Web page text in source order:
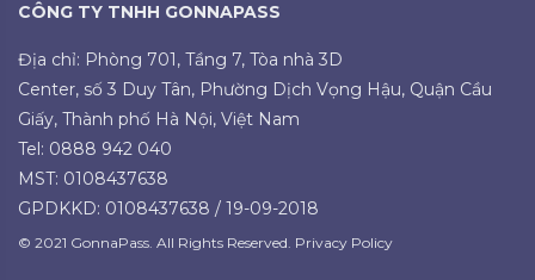
CÔNG TY TNHH GONNAPASS
Địa chỉ: Phòng 701, Tầng 7, Tòa nhà 3D
Center, số 3 Duy Tân, Phường Dịch Vọng Hậu, Quận Cầu
Giấy, Thành phố Hà Nội, Việt Nam
Tel: 0888 942 040
MST: 0108437638
GPDKKD: 0108437638 / 19-09-2018
© 2021 GonnaPass. All Rights Reserved. Privacy Policy